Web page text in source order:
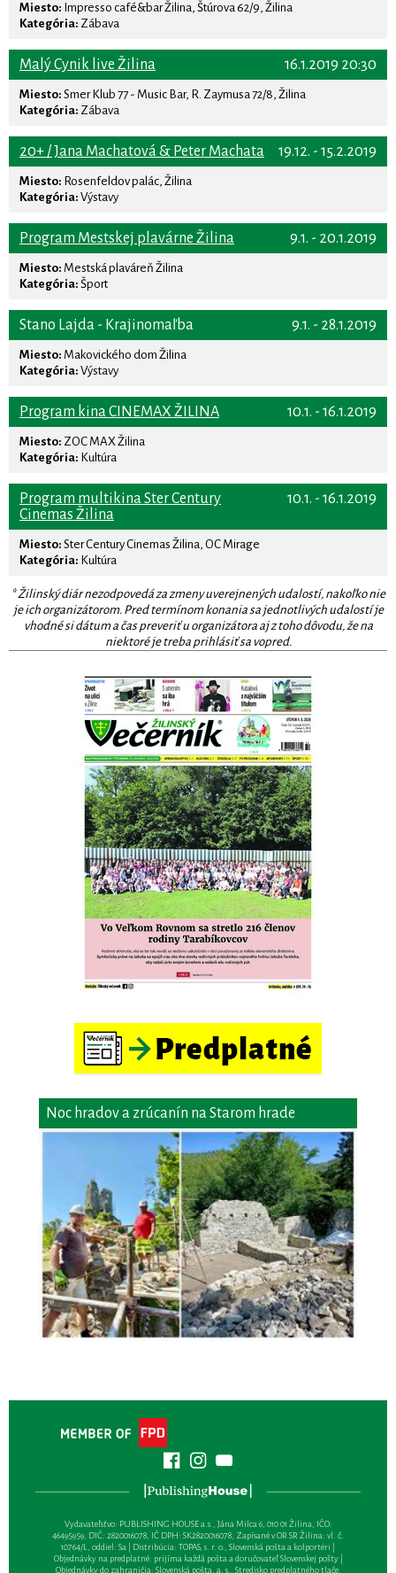
Miesto: Impresso café&bar Žilina, Štúrova 62/9, Žilina
Kategória: Zábava
16.1.2019 20:30
Malý Cynik live Žilina
Miesto: Smer Klub 77 - Music Bar, R. Zaymusa 72/8, Žilina
Kategória: Zábava
19.12. - 15.2.2019
20+ / Jana Machatová & Peter Machata
Miesto: Rosenfeldov palác, Žilina
Kategória: Výstavy
9.1. - 20.1.2019
Program Mestskej plavárne Žilina
Miesto: Mestská plaváreň Žilina
Kategória: Šport
9.1. - 28.1.2019
Stano Lajda - Krajinomaľba
Miesto: Makovického dom Žilina
Kategória: Výstavy
10.1. - 16.1.2019
Program kina CINEMAX ŽILINA
Miesto: ZOC MAX Žilina
Kategória: Kultúra
10.1. - 16.1.2019
Program multikina Ster Century
Cinemas Žilina
Miesto: Ster Century Cinemas Žilina, OC Mirage
Kategória: Kultúra
* Žilinský diár nezodpovedá za zmeny uverejnených udalostí, nakoľko nie
je ich organizátorom. Pred termínom konania sa jednotlivých udalostí je
vhodné si dátum a čas preveriť u organizátora aj z toho dôvodu, že na
niektoré je treba prihlásiť sa vopred.
Noc hradov a zrúcanín na Starom hrade
Vydavateľsťvo: PUBLISHING HOUSE a.s., Jána Milca 6, 010 01 Žilina, IČO:
46495959, DIČ: 2820016078, IČ DPH: SK2820016078, Zapísané v OR SR Žilina: vl. č.
10764/L, oddiel: Sa | Distribúcia: TOPAS, s. r. o., Slovenská pošta a kolportéri |
Objednávky na predplatné: prijíma každá pošta a doručovateľ Slovenskej pošty |
Objednávky do zahraničia: Slovenská pošta, a. s., Stredisko predplatného tlače,